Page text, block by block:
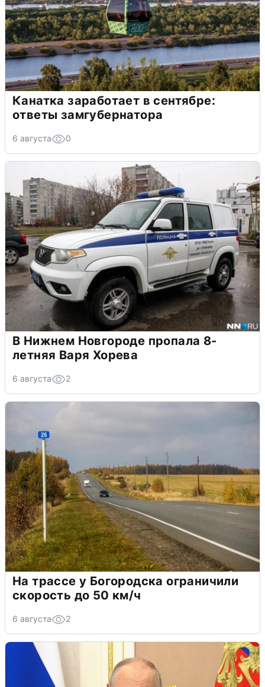
Канатка заработает в сентябре:
ответы замгубернатора
6 августа 0
В Нижнем Новгороде пропала 8-
летняя Варя Хорева
6 августа 2
На трассе у Богородска ограничили
скорость до 50 км/ч
6 августа 2